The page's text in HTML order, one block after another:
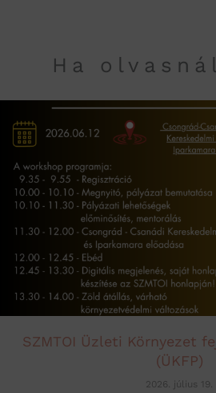
Ha
SZMTOI Üzleti Környezet
(ÜKFP)
2026. július 19.